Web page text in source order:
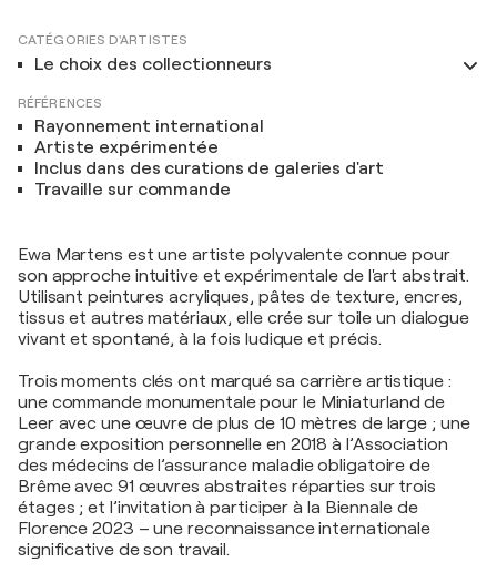
CATÉGORIES D'ARTISTES
Le choix des collectionneurs
RÉFÉRENCES
Rayonnement international
Artiste expérimentée
Inclus dans des curations de galeries d'art
Travaille sur commande
Ewa Martens est une artiste polyvalente connue pour
son approche intuitive et expérimentale de l'art abstrait.
Utilisant peintures acryliques, pâtes de texture, encres,
tissus et autres matériaux, elle crée sur toile un dialogue
vivant et spontané, à la fois ludique et précis.
Trois moments clés ont marqué sa carrière artistique :
une commande monumentale pour le Miniaturland de
Leer avec une œuvre de plus de 10 mètres de large ; une
grande exposition personnelle en 2018 à l’Association
des médecins de l’assurance maladie obligatoire de
Brême avec 91 œuvres abstraites réparties sur trois
étages ; et l’invitation à participer à la Biennale de
Florence 2023 – une reconnaissance internationale
significative de son travail.